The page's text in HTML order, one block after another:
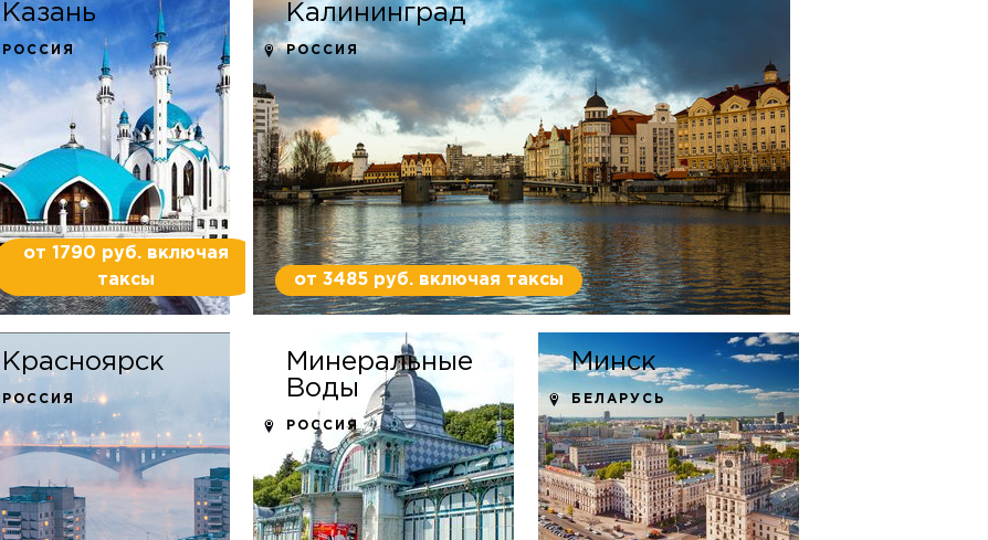
Казань
РОССИЯ
от 1790 руб. включая
таксы
Калининград
РОССИЯ
от 3485 руб. включая таксы
Красноярск
РОССИЯ
Минеральные
Воды
РОССИЯ
Минск
БЕЛАРУСЬ